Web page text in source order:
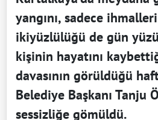
yangını, sadece
ikiyüzlülüğü de gün
kişinin hayatını
davasının görüldüğü
Belediye Başkanı Tanju
sessizliğe gömüldü.